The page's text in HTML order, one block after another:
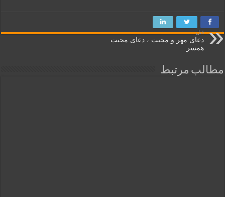
قبل
دعای مهر و محبت ، دعای محبت
همسر
مطالب مرتبط